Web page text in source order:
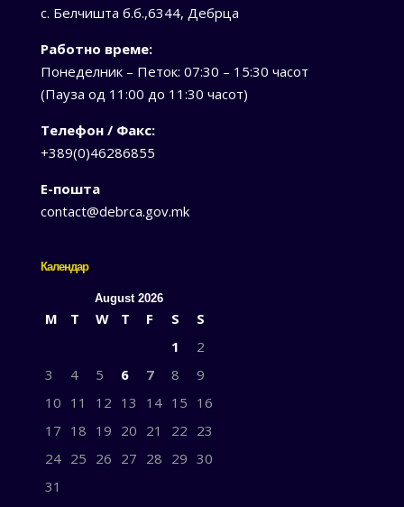
с. Белчишта б.б.,6344, Дебрца
Работно време:
Понеделник – Петок: 07:30 – 15:30 часот
(Пауза од 11:00 до 11:30 часот)
Телефон / Факс:
+389(0)46286855
Е-пошта
contact@debrca.gov.mk
Календар
August 2026
M T W T F S
S
1
2
3
4 5 6 7 8
9
10 11 12 13 14 15 16
17 18 19 20 21 22 23
24 25 26 27 28 29 30
31